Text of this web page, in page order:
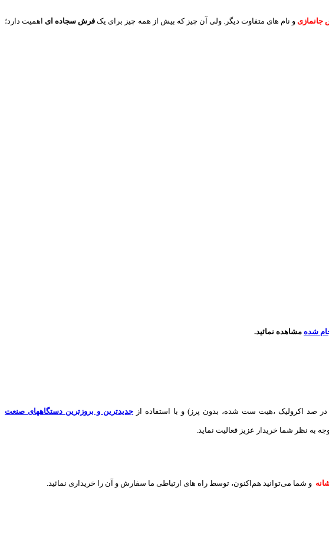
جانمازیو نام های متفاوت دیگر. ولی آن چیز که بیش از همه چیز برای یک فرش سجاده ایاهمیت دارد؛
شده مشاهده نمائید.
صد اکرولیک ،هیت ست شده، بدون پرز) و با استفاده از جدیدترین و بروزترین دستگاههای صنعت
به نظر شما خریدار عزیز فعالیت نماید.
و شما می‌توانید هم‌اکنون، توسط راه های ارتباطی ما سفارش و آن را خریداری نمائید.